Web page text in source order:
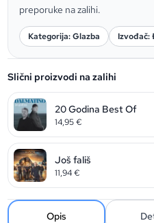
preporuke na zalihi.
Kategorija: Glazba Izvođač:
Slični proizvodi na zalihi
20 Godina Best Of
14,95€
Još fališ
11,94€
Opis